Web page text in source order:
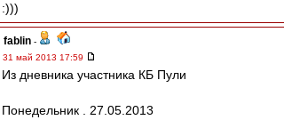
:)))
fablin -
31 май 2013 17:59
Из дневника участника КБ Пули
Понедельник . 27.05.2013